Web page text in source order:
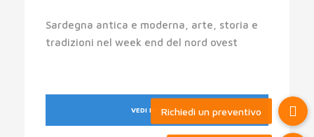
Sardegna antica e moderna, arte, storia e
tradizioni nel week end del nord ovest
VEDI DETTAGLI